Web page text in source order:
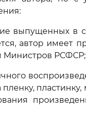
выпущенных в
автор имеет
Министров РСФСР;